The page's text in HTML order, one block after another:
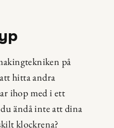
på
hitta andra
ihop med i ett
ändå inte att dina
klockrena?